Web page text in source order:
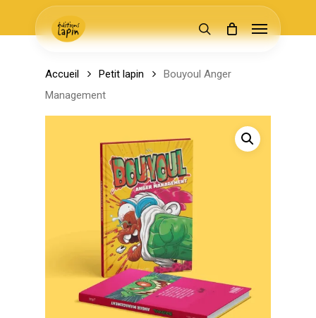
search
Menu
Accueil Petit lapin
Bouyoul Anger
Management